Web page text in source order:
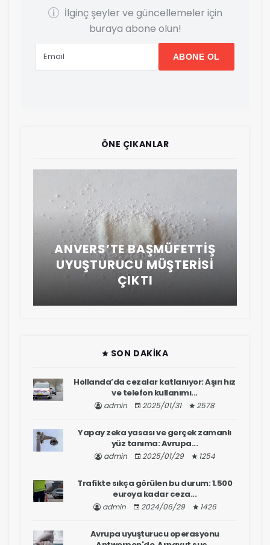
İlginç şeyler ve güncellemeler için
buraya abone olun!
ÖNE ÇIKANLAR
ANVERS’TE BAŞMÜFETTIŞ
UYUŞTURUCU MÜŞTERISI
ÇIKTI
SON DAKIKA
Hollanda’da cezalar katlanıyor: Aşırı hız
ve telefon kullanımı...
admin 2025/01/31 2578
Yapay zeka yasası ve gerçek zamanlı
yüz tanıma: Avrupa...
admin 2025/01/29 1254
Trafikte sıkça görülen bu durum: 1.500
euroya kadar ceza...
admin 2024/06/29 1426
Avrupa uyuşturucu operasyonu